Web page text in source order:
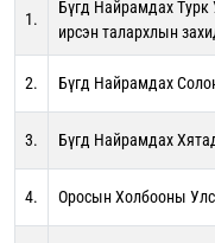
1.
Бүгд Найрамдах
ирсэн талархлын
2. Бүгд Найрамдах
3. Бүгд Найрамдах
4. Оросын Холбооны Улс